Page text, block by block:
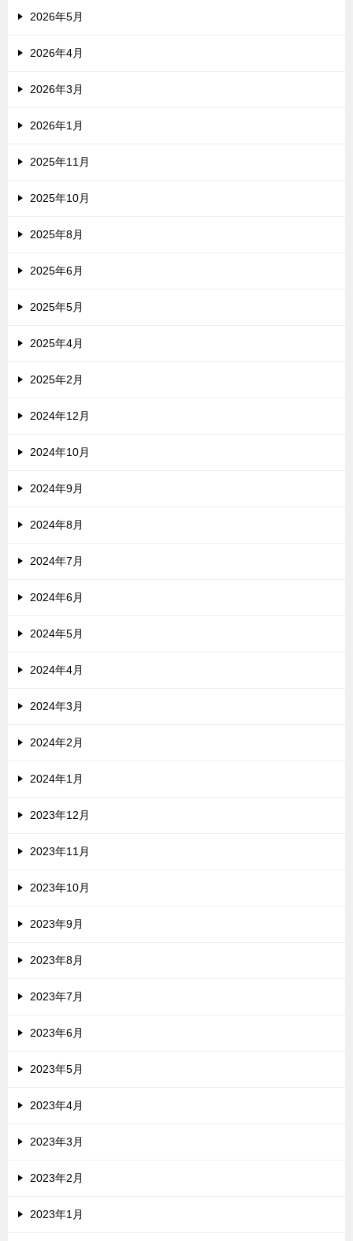
2026年5月
2026年4月
2026年3月
2026年1月
2025年11月
2025年10月
2025年8月
2025年6月
2025年5月
2025年4月
2025年2月
2024年12月
2024年10月
2024年9月
2024年8月
2024年7月
2024年6月
2024年5月
2024年4月
2024年3月
2024年2月
2024年1月
2023年12月
2023年11月
2023年10月
2023年9月
2023年8月
2023年7月
2023年6月
2023年5月
2023年4月
2023年3月
2023年2月
2023年1月